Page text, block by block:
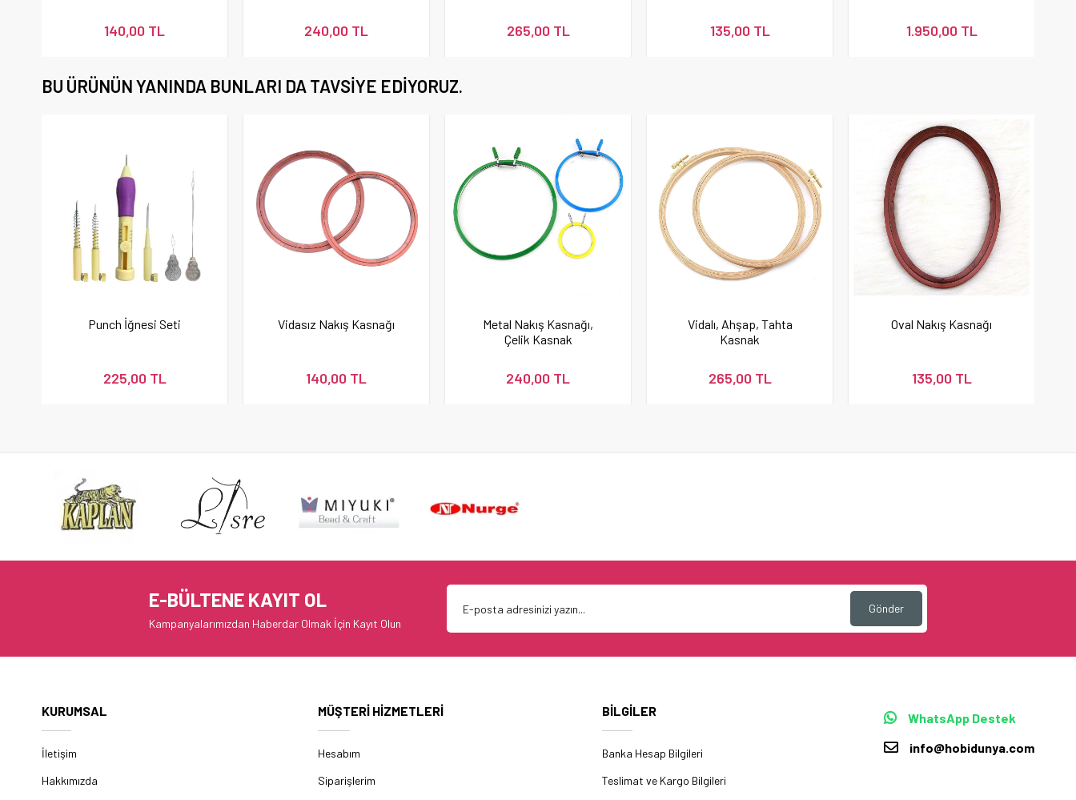
140,00 TL 240,00 TL 265,00 TL 135,00 TL 1.950,00 TL
BU ÜRÜNÜN YANINDA BUNLARI DA TAVSIYE EDIYORUZ.
Punch İğnesi Seti
225,00 TL
Vidasız Nakış Kasnağı
140,00 TL
Metal Nakış Kasnağı,
Çelik Kasnak
240,00 TL
Vidalı, Ahşap, Tahta
Kasnak
265,00 TL
Oval Nakış Kasnağı
135,00 TL
E-BÜLTENE KAYIT OL
Kampanyalarımızdan Haberdar Olmak İçin Kayıt Olun
Gönder
KURUMSAL
İletişim
Hakkımızda
MÜŞTERİ HİZMETLERİ
Hesabım
Siparişlerim
BİLGİLER
Banka Hesap Bilgileri
Teslimat ve Kargo Bilgileri
WhatsApp Destek
info@hobidunya.com